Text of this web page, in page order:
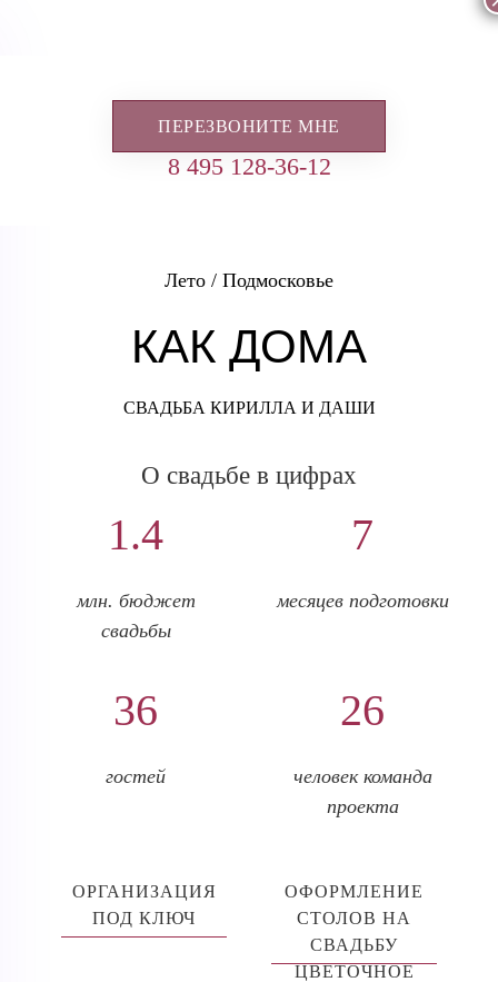
ПЕРЕЗВОНИТЕ МНЕ
8 495 128-36-12
Лето / Подмосковье
КАК ДОМА
СВАДЬБА КИРИЛЛА И ДАШИ
О свадьбе в цифрах
1.4
млн. бюджет
свадьбы
7
месяцев подготовки
36
гостей
26
человек команда
проекта
ОРГАНИЗАЦИЯ
ПОД КЛЮЧ
ОФОРМЛЕНИЕ
СТОЛОВ НА
СВАДЬБУ
ЦВЕТОЧНОЕ